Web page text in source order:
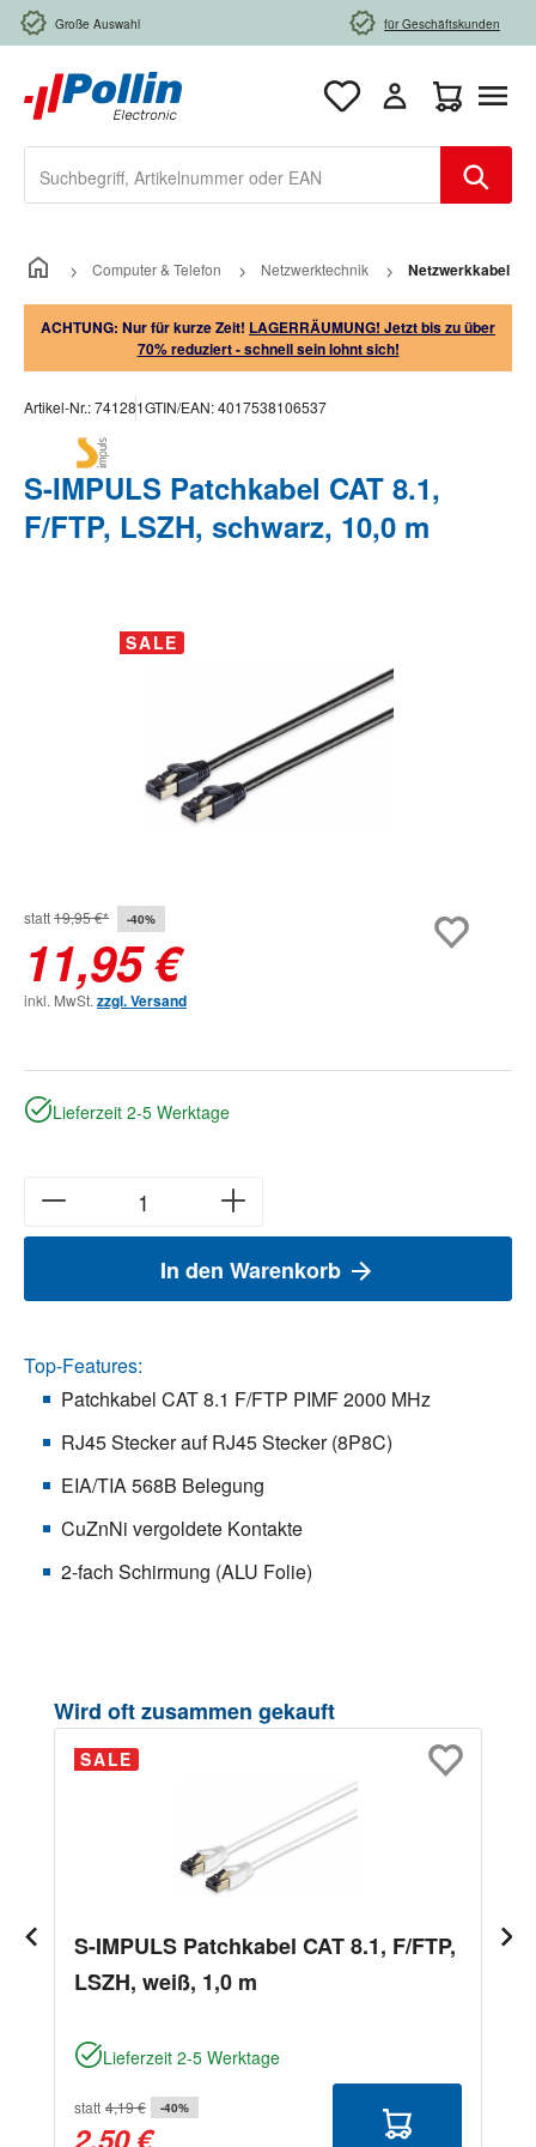
Zum Hauptinhalt springen
Große Auswahl für Geschäftskunden
Computer & Telefon Netzwerktechnik Netzwerkkabel
ACHTUNG: Nur für kurze Zeit! LAGERRÄUMUNG! Jetzt bis zu über
70% reduziert - schnell sein lohnt sich!
Artikel-Nr.:741281GTIN/EAN:4017538106537
S-IMPULS Patchkabel CAT 8.1,
F/FTP, LSZH, schwarz, 10,0 m
Bildergalerie überspringen
SALE
statt19,95 €* -40%
11,95 €
inkl. MwSt. zzgl. Versand
Lieferzeit 2-5 Werktage
In den Warenkorb
Top-Features:
Patchkabel CAT 8.1 F/FTP PIMF 2000 MHz
RJ45 Stecker auf RJ45 Stecker (8P8C)
EIA/TIA 568B Belegung
CuZnNi vergoldete Kontakte
2-fach Schirmung (ALU Folie)
Produktgalerie überspringen
Wird oft zusammen gekauft
SALE
S-IMPULS Patchkabel CAT 8.1, F/FTP,
LSZH, weiß, 1,0 m
Lieferzeit 2-5 Werktage
statt 4,19 € -40%
2,50 €